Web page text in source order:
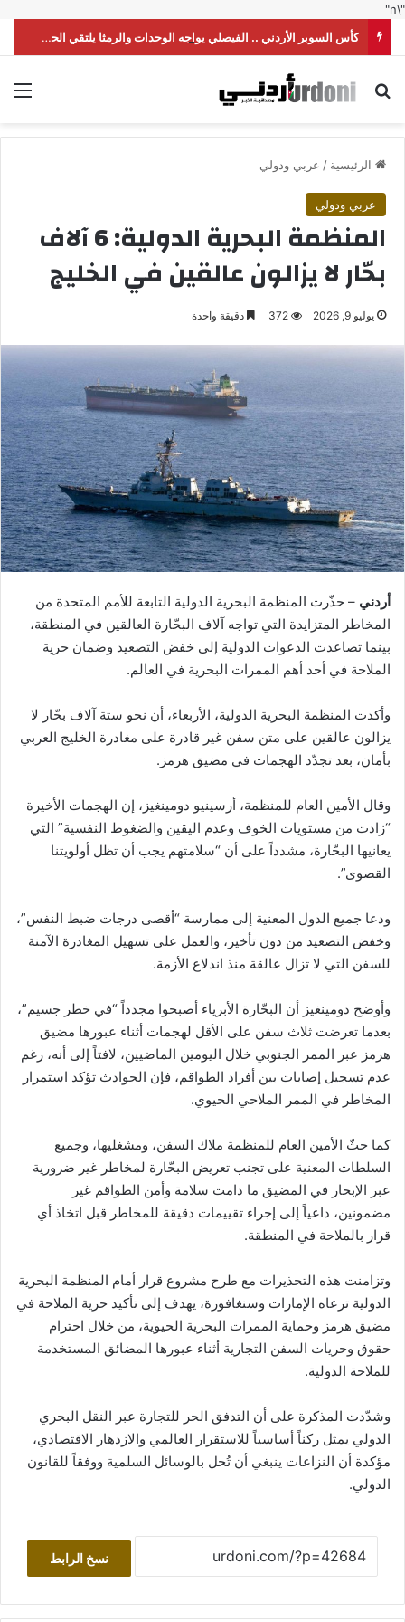
"\n"
كأس السوبر الأردني .. الفيصلي يواجه الوحدات والرمثا يلتقي الحسين
بحث عن
الرئيسية / عربي ودولي
عربي ودولي
المنظمة البحرية الدولية: 6 آلاف
بحّار لا يزالون عالقين في الخليج
يوليو 9, 2026 372 دقيقة واحدة
أردني – حذّرت المنظمة البحرية الدولية التابعة للأمم المتحدة من
المخاطر المتزايدة التي تواجه آلاف البحّارة العالقين في المنطقة،
بينما تصاعدت الدعوات الدولية إلى خفض التصعيد وضمان حرية
الملاحة في أحد أهم الممرات البحرية في العالم.
وأكدت المنظمة البحرية الدولية، الأربعاء، أن نحو ستة آلاف بحّار لا
يزالون عالقين على متن سفن غير قادرة على مغادرة الخليج العربي
بأمان، بعد تجدّد الهجمات في مضيق هرمز.
وقال الأمين العام للمنظمة، أرسينيو دومينغيز، إن الهجمات الأخيرة
“زادت من مستويات الخوف وعدم اليقين والضغوط النفسية” التي
يعانيها البحّارة، مشدداً على أن “سلامتهم يجب أن تظل أولويتنا
القصوى”.
ودعا جميع الدول المعنية إلى ممارسة “أقصى درجات ضبط النفس”،
وخفض التصعيد من دون تأخير، والعمل على تسهيل المغادرة الآمنة
للسفن التي لا تزال عالقة منذ اندلاع الأزمة.
وأوضح دومينغيز أن البحّارة الأبرياء أصبحوا مجدداً “في خطر جسيم”،
بعدما تعرضت ثلاث سفن على الأقل لهجمات أثناء عبورها مضيق
هرمز عبر الممر الجنوبي خلال اليومين الماضيين، لافتاً إلى أنه، رغم
عدم تسجيل إصابات بين أفراد الطواقم، فإن الحوادث تؤكد استمرار
المخاطر في الممر الملاحي الحيوي.
كما حثّ الأمين العام للمنظمة ملاك السفن، ومشغليها، وجميع
السلطات المعنية على تجنب تعريض البحّارة لمخاطر غير ضرورية
عبر الإبحار في المضيق ما دامت سلامة وأمن الطواقم غير
مضمونين، داعياً إلى إجراء تقييمات دقيقة للمخاطر قبل اتخاذ أي
قرار بالملاحة في المنطقة.
وتزامنت هذه التحذيرات مع طرح مشروع قرار أمام المنظمة البحرية
الدولية ترعاه الإمارات وسنغافورة، يهدف إلى تأكيد حرية الملاحة في
مضيق هرمز وحماية الممرات البحرية الحيوية، من خلال احترام
حقوق وحريات السفن التجارية أثناء عبورها المضائق المستخدمة
للملاحة الدولية.
وشدّدت المذكرة على أن التدفق الحر للتجارة عبر النقل البحري
الدولي يمثل ركناً أساسياً للاستقرار العالمي والازدهار الاقتصادي،
مؤكدة أن النزاعات ينبغي أن تُحل بالوسائل السلمية ووفقاً للقانون
الدولي.
نسخ الرابط